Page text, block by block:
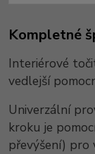
Kompletné
Interiérové
vedlejší
Univerzální
kroku je
převýšení) pro